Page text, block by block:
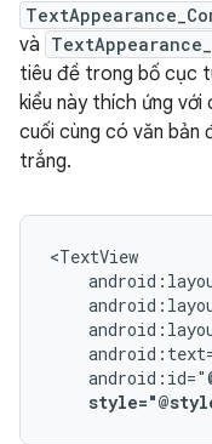
và
tiêu đề trong bố cục
kiểu này thích ứng
cuối cùng có văn
trắng.